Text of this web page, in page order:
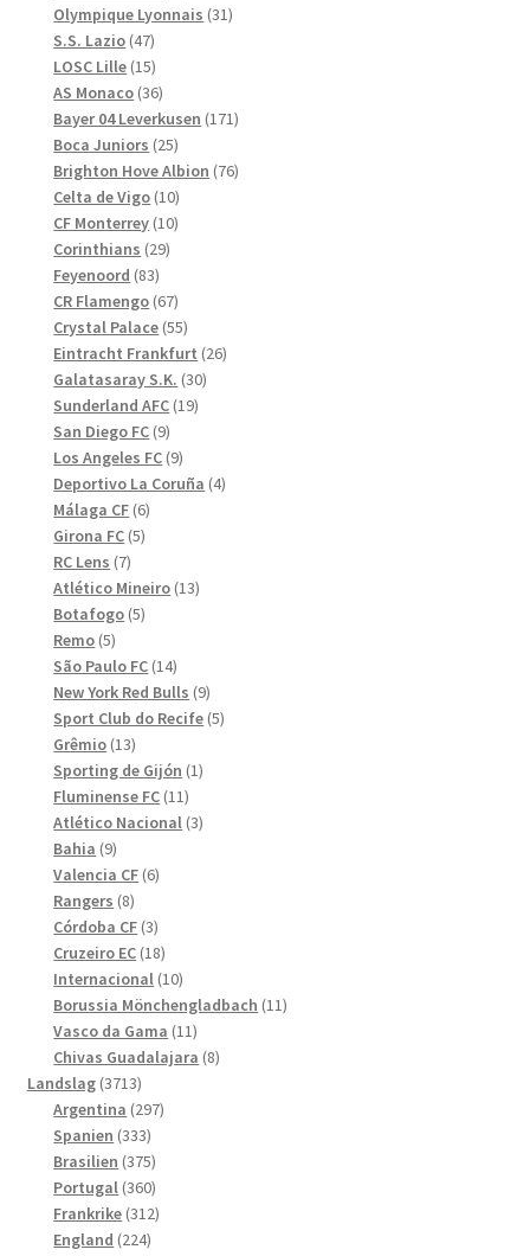
produkter
Olympique Lyonnais 3131
S.S. Lazio 4747
produkter
LOSC Lille 1515
produkter
AS Monaco 3636
produkter
Bayer 04 Leverkusen 171171
Boca Juniors 2525
produkter
Brighton Hove Albion 7676
Celta de Vigo 1010
produkter
CF Monterrey 1010
Corinthians 2929
Feyenoord 8383
produkter
CR Flamengo 6767
produkter
Crystal Palace 5555
produkter
Eintracht Frankfurt 2626
Galatasaray S.K. 3030
Sunderland AFC 1919
San Diego FC 99
produkter
Los Angeles FC 99
produkter
Deportivo La Coruña 44
Málaga CF 66
Girona FC 55
RC Lens 77
produkter
Atlético Mineiro 1313
Botafogo 55
Remo 55
produkter
São Paulo FC 1414
produkter
New York Red Bulls 99
produkter
Sport Club do Recife 55
Grêmio 1313
produkter
Sporting de Gijón 11
Fluminense FC 1111
produkter
Atlético Nacional 33
Bahia 99
produkter
Valencia CF 66
Rangers 88
produkter
Córdoba CF 33
produkter
Cruzeiro EC 1818
produkter
Internacional 1010
produkter
Borussia Mönchengladbach 1111
Vasco da Gama 1111
produkter
Chivas Guadalajara 88
Landslag 37133713
produkter
Argentina 297297
Spanien 333333
produkter
Brasilien 375375
produkter
Portugal 360360
produkter
Frankrike 312312
England 224224